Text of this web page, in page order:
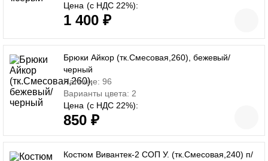
Цена (с НДС 22%):
1 400 ₽
Брюки Айкор (тк.Смесовая,260), бежевый/
черный
Наличие: 96
Варианты цвета: 2
Цена (с НДС 22%):
850 ₽
Костюм Вивантек-2 СОП У. (тк.Смесовая,240) п/